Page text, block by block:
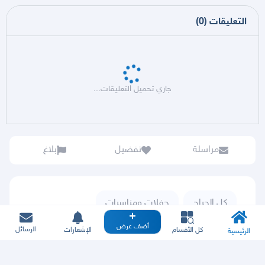
التعليقات (
0
)
جاري تحميل التعليقات...
مراسلة تفضيل بلاغ
كل الحراج حفلات ومناسبات
الرئيسية كل الأقسام أضف عرض الإشعارات الرسائل